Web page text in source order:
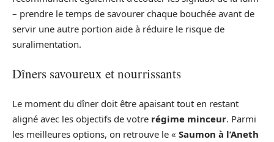
– prendre le temps de savourer chaque bouchée avant de
servir une autre portion aide à réduire le risque de
suralimentation.
Dîners savoureux et nourrissants
Le moment du dîner doit être apaisant tout en restant
aligné avec les objectifs de votre régime minceur. Parmi
les meilleures options, on retrouve le « Saumon à l’Aneth